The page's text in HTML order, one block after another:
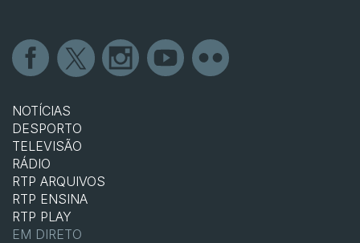
NOTÍCIAS
DESPORTO
TELEVISÃO
RÁDIO
RTP ARQUIVOS
RTP ENSINA
RTP PLAY
EM DIRETO